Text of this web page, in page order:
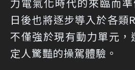
日後也將逐步導入於各類
不僅強於現有動力單元，
定人驚豔的操駕體驗。